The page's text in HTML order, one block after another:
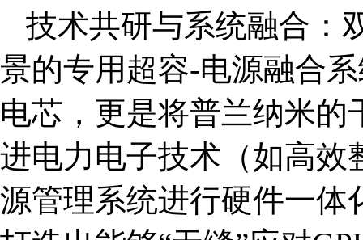
技术共研与系统融合：
景的专用超容-电源融合
电芯，更是将普兰纳米
进电力电子技术（如高效
源管理系统进行硬件一体